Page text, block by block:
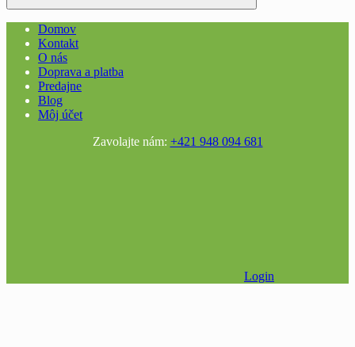
Domov
Kontakt
O nás
Doprava a platba
Predajne
Blog
Môj účet
Zavolajte nám: +421 948 094 681
Login